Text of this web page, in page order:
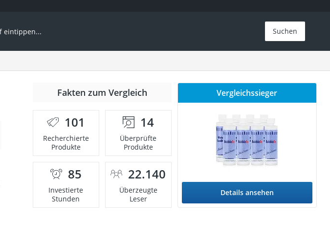
Suchen
Fakten zum Vergleich
101
Recherchierte
Produkte
14
Überprüfte
Produkte
85
Investierte
Stunden
22.140
Überzeugte
Leser
Vergleichssieger
Details ansehen